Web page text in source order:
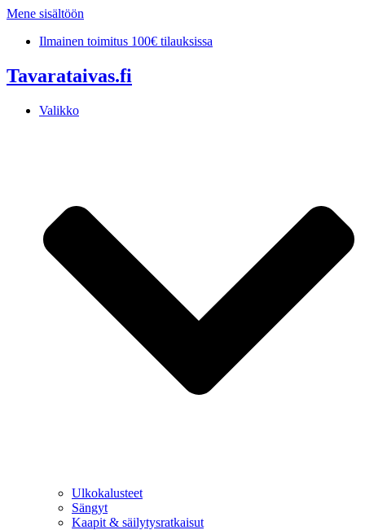
Mene sisältöön
Ilmainen toimitus 100€ tilauksissa
Tavarataivas.fi
Valikko
Ulkokalusteet
Sängyt
Kaapit & säilytysratkaisut